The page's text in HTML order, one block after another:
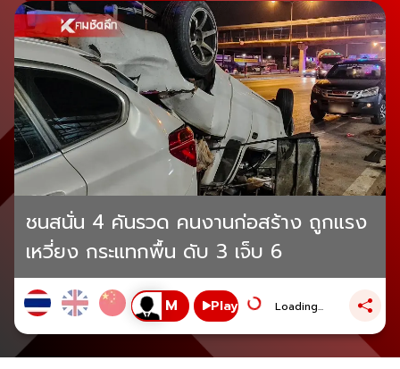
ชนสนั่น 4 คันรวด คนงานก่อสร้าง ถูกแรง
เหวี่ยง กระแทกพื้น ดับ 3 เจ็บ 6
Play Loading...